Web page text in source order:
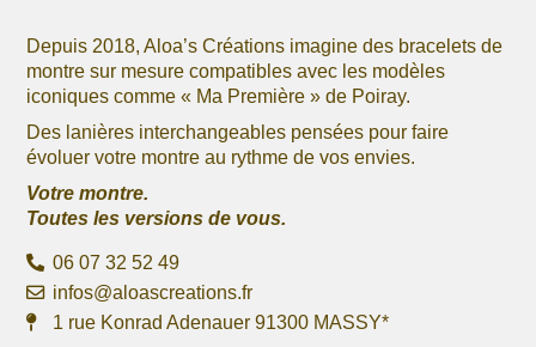
Depuis 2018, Aloa’s Créations imagine des bracelets de
montre sur mesure compatibles avec les modèles
iconiques comme « Ma Première » de Poiray.
Des lanières interchangeables pensées pour faire
évoluer votre montre au rythme de vos envies.
Votre montre.
Toutes les versions de vous.
06 07 32 52 49
infos@aloascreations.fr
1 rue Konrad Adenauer 91300 MASSY*